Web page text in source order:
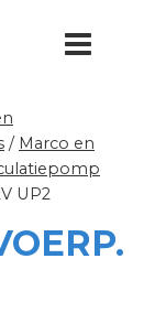
/ Marco en
UP2